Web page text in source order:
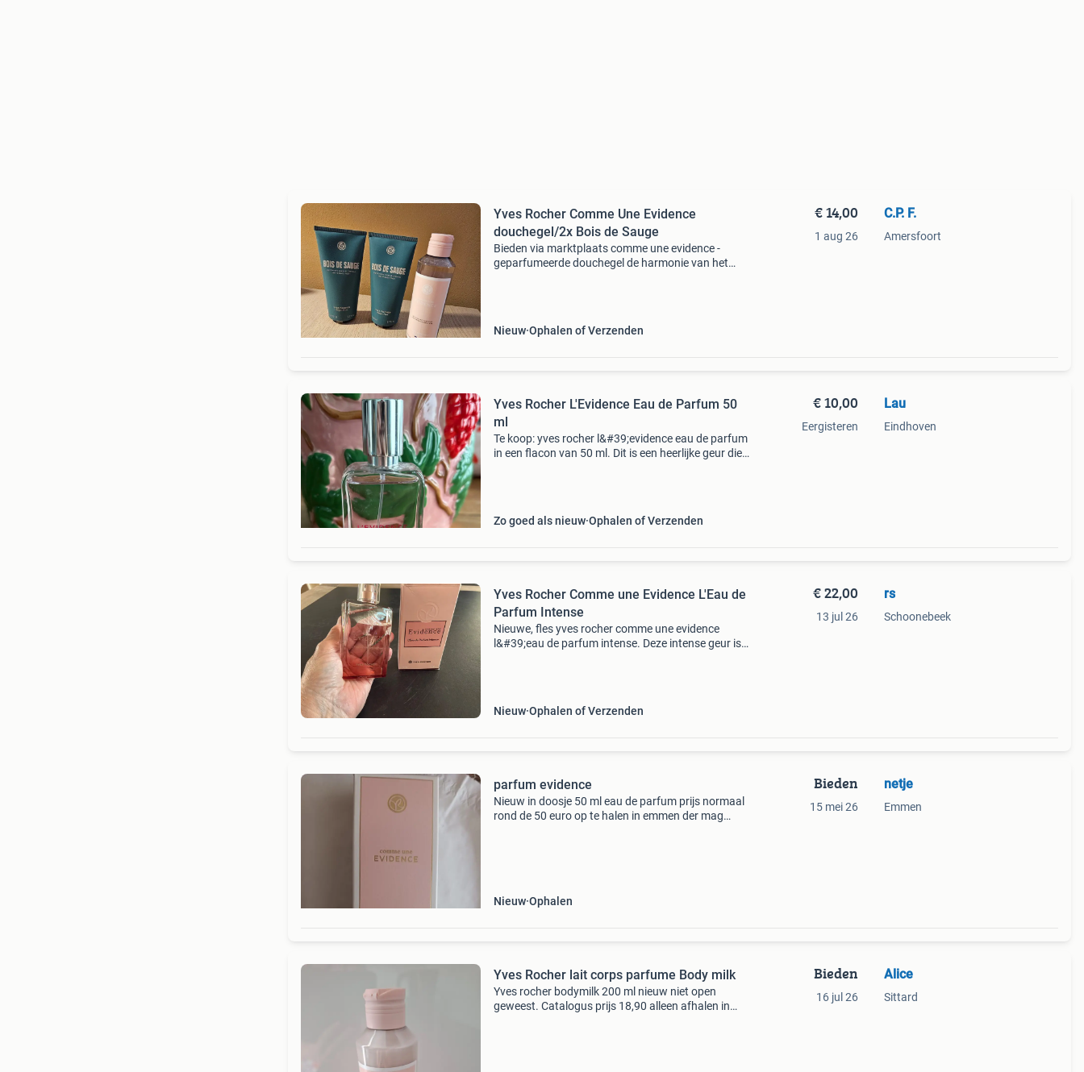
Yves Rocher Comme Une Evidence
douchegel/2x Bois de Sauge
Bieden via marktplaats comme une evidence -
geparfumeerde douchegel de harmonie van het
Nieuw Ophalen of Verzenden
€ 14,00
1 aug 26
C.P. F.
Amersfoort
Yves Rocher L'Evidence Eau de Parfum 50
ml
Te koop: yves rocher l&#39;evidence eau de parfum
in een flacon van 50 ml. Dit is een heerlijke geur die
Zo goed als nieuw Ophalen of Verzenden
€ 10,00
Eergisteren
Lau
Eindhoven
Yves Rocher Comme une Evidence L'Eau de
Parfum Intense
Nieuwe, fles yves rocher comme une evidence
l&#39;eau de parfum intense. Deze intense geur is
Nieuw Ophalen of Verzenden
€ 22,00
13 jul 26
rs
Schoonebeek
parfum evidence
Nieuw in doosje 50 ml eau de parfum prijs normaal
rond de 50 euro op te halen in emmen der mag
Nieuw Ophalen
Bieden
15 mei 26
netje
Emmen
Yves Rocher lait corps parfume Body milk
Yves rocher bodymilk 200 ml nieuw niet open
geweest. Catalogus prijs 18,90 alleen afhalen in
Bieden
16 jul 26
Alice
Sittard